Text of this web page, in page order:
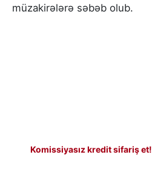
müzakirələrə səbəb olub.
Komissiyasız kredit sifariş et!